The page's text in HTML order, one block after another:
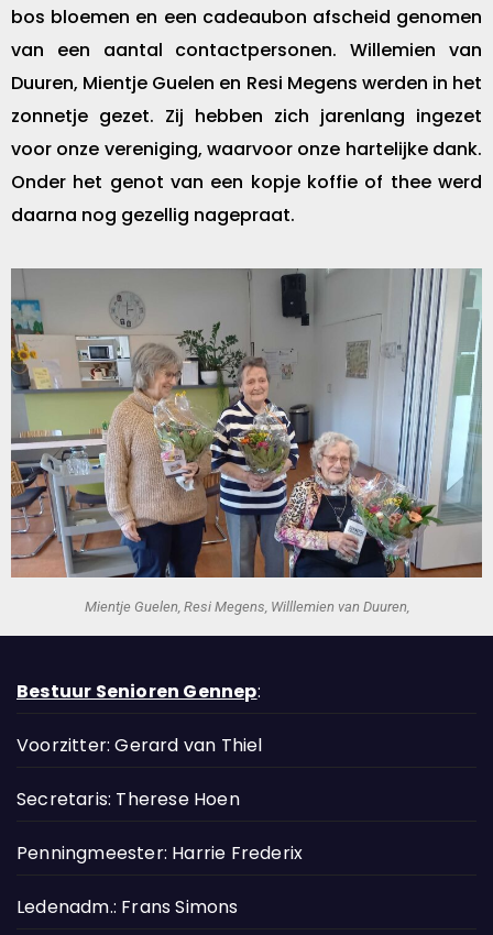
bos bloemen en een cadeaubon afscheid genomen
van een aantal contactpersonen. Willemien van
Duuren, Mientje Guelen en Resi Megens werden in het
zonnetje gezet. Zij hebben zich jarenlang ingezet
voor onze vereniging, waarvoor onze hartelijke dank.
Onder het genot van een kopje koffie of thee werd
daarna nog gezellig nagepraat.
Mientje Guelen, Resi Megens, Willlemien van Duuren,
Bestuur Senioren Gennep:
Voorzitter: Gerard van Thiel
Secretaris: Therese Hoen
Penningmeester: Harrie Frederix
Ledenadm.: Frans Simons